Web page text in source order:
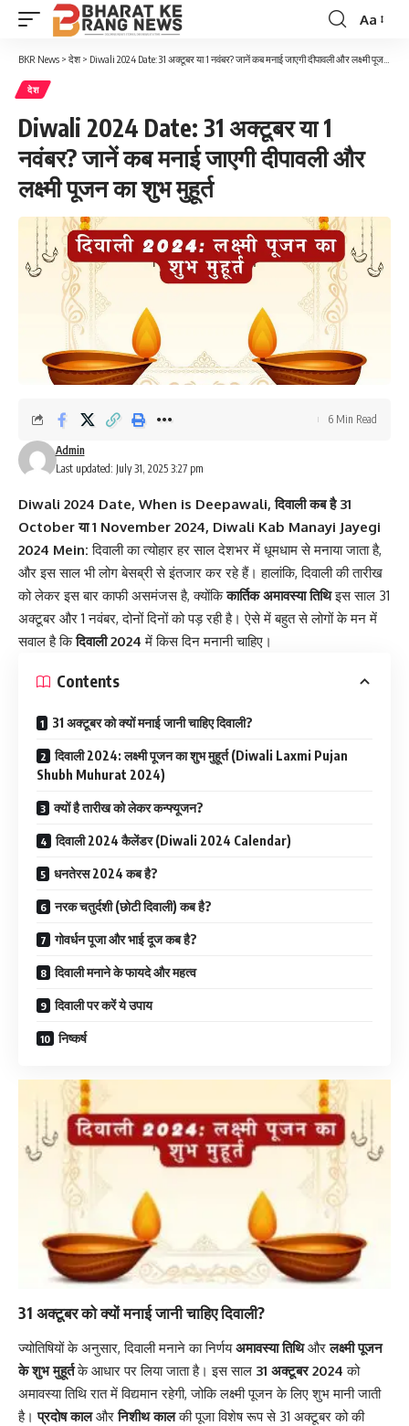
Font
Resizer
Aa
BKR News > देश> Diwali 2024 Date: 31 अक्टूबर या 1 नवंबर? जानें कब मनाई जाएगी दीपावली और लक्ष्मी पूजन का शुभ मुहूर्त
देश
Diwali 2024 Date: 31 अक्टूबर या 1
नवंबर? जानें कब मनाई जाएगी दीपावली और
लक्ष्मी पूजन का शुभ मुहूर्त
Last updated: July 31, 2025 3:27 pm
Admin
6 Min Read
Diwali 2024 Date, When is Deepawali, दिवाली कब है 31
October या 1 November 2024, Diwali Kab Manayi Jayegi
2024 Mein: दिवाली का त्योहार हर साल देशभर में धूमधाम से मनाया जाता है,
और इस साल भी लोग बेसब्री से इंतजार कर रहे हैं। हालांकि, दिवाली की तारीख
को लेकर इस बार काफी असमंजस है, क्योंकिकार्तिक अमावस्या तिथिइस साल 31
अक्टूबर और 1 नवंबर, दोनों दिनों को पड़ रही है। ऐसे में बहुत से लोगों के मन में
सवाल है किदिवाली 2024 में किस दिन मनानी चाहिए।
Contents
31 अक्टूबर को क्यों मनाई जानी चाहिए दिवाली?
दिवाली 2024: लक्ष्मी पूजन का शुभ मुहूर्त (Diwali Laxmi Pujan
Shubh Muhurat 2024)
क्यों है तारीख को लेकर कन्फ्यूजन?
दिवाली 2024 कैलेंडर (Diwali 2024 Calendar)
धनतेरस 2024 कब है?
नरक चतुर्दशी (छोटी दिवाली) कब है?
गोवर्धन पूजा और भाई दूज कब है?
दिवाली मनाने के फायदे और महत्व
दिवाली पर करें ये उपाय
निष्कर्ष
31 अक्टूबर को क्यों मनाई जानी चाहिए दिवाली?
ज्योतिषियों के अनुसार, दिवाली मनाने का निर्णयअमावस्या तिथिऔरलक्ष्मी पूजन
के शुभ मुहूर्तके आधार पर लिया जाता है। इस साल 31 अक्टूबर 2024 को
अमावस्या तिथि रात में विद्यमान रहेगी, जोकि लक्ष्मी पूजन के लिए शुभ मानी जाती
है।प्रदोष कालऔरनिशीथ कालकी पूजा विशेष रूप से 31 अक्टूबर को की